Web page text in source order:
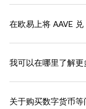
在欧易上将 AAVE 兑
我可以在哪里了解更
关于购买数字货币